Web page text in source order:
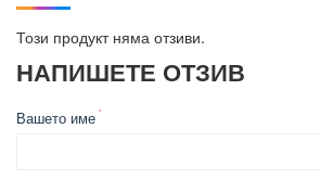
Този продукт няма отзиви.
НАПИШЕТЕ ОТЗИВ
Вашето име